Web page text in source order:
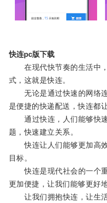
快连pc版下载
在现代快节奏的生活中，
式，这就是快连。
无论是通过快速的网络连
是便捷的快递配送，快连都
通过快连，人们能够快速
题，快速建立关系。
快连让人们能够更加高效
目标。
快连是现代社会的一个重
更加便捷，让我们能够更好
让我们拥抱快连，让生活